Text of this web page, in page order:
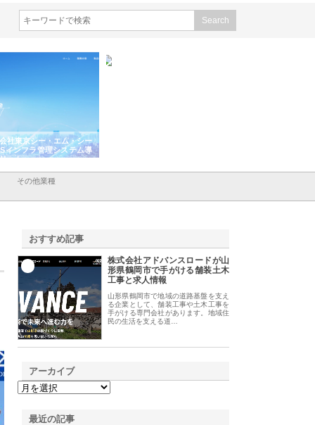
社東京シー・エム・シー
インフラ管理システム導
ット
その他業種
おすすめ記事
株式会社アドバンスロードが山
形県鶴岡市で手がける舗装土木
工事と求人情報
山形県鶴岡市で地域の道路基盤を支え
る企業として、舗装工事や土木工事を
手がける専門会社があります。地域住
民の生活を支える道…
アーカイブ
最近の記事